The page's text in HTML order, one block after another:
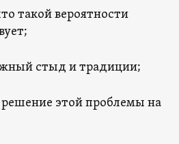
такой вероятности
стыд и традиции;
этой проблемы на